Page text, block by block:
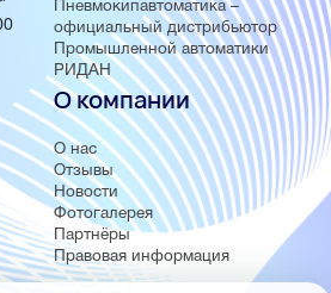
Пневмокипавтоматика –
официальный дистрибьютор
Промышленной автоматики
РИДАН
О компании
О нас
Отзывы
Новости
Фотогалерея
Партнёры
Правовая информация